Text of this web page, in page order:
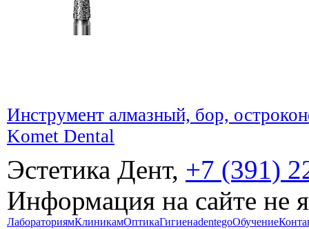
Инструмент алмазный, бор,
Komet Dental
Эстетика Дент, +7 (391)
Информация на сайте не
ЛабораториямКлиникамОптикаГигиенаdentegoОбучение